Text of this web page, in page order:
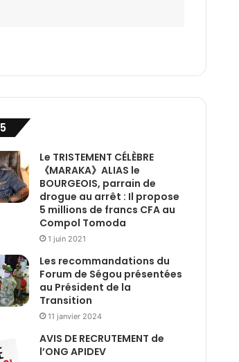
Le TRISTEMENT CÉLÈBRE
《MARAKA》ALIAS le
BOURGEOIS, parrain de
drogue au arrêt : Il propose
5 millions de francs CFA au
Compol Tomoda
1 juin 2021
Les recommandations du
Forum de Ségou présentées
au Président de la
Transition
11 janvier 2024
AVIS DE RECRUTEMENT de
l’ONG APIDEV